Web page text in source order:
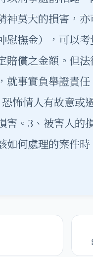
神莫大的損害，
慰撫金），可以
賠償之金額。但
就事實負舉證責
怖情人有故意或
害。3、被害人的
如何處理的案件